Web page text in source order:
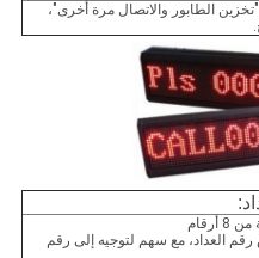
الطابور والاتصال مرة أخرى"،
و 2 أرقام تعرض رقم العداد، مع سهم لتوجيه إلى رقم